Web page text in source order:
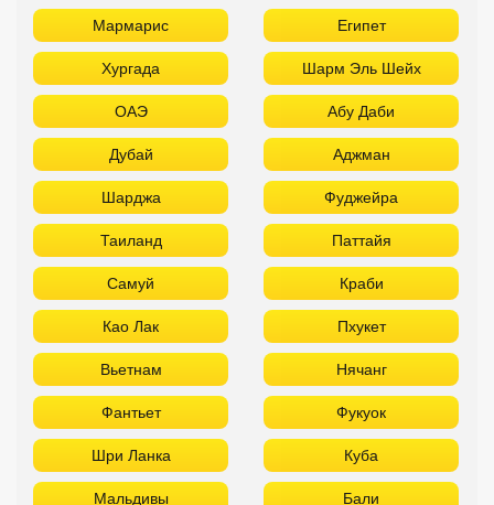
Мармарис Египет
Хургада Шарм Эль Шейх
ОАЭ Абу Даби
Дубай Аджман
Шарджа Фуджейра
Таиланд Паттайя
Самуй Краби
Као Лак Пхукет
Вьетнам Нячанг
Фантьет Фукуок
Шри Ланка Куба
Мальдивы Бали